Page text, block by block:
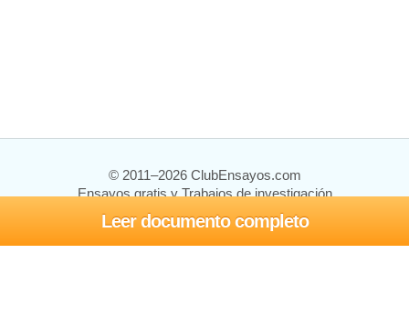
Leer documento completo
© 2011–2026 ClubEnsayos.com
Ensayos gratis y Trabajos de investigación